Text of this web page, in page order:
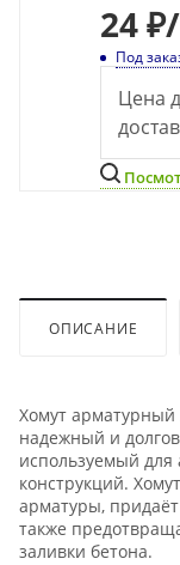
24₽
Под
Цена
ОПИСАНИЕ
Хомут
надежный и
используемый
конструкций.
арматуры, придаёт
также
заливки бетона.